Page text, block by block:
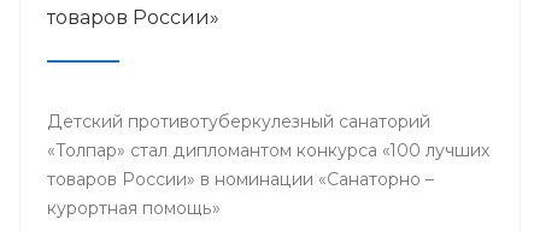
товаров России»
Детский противотуберкулезный санаторий
«Толпар» стал дипломантом конкурса «100 лучших
товаров России» в номинации «Санаторно –
курортная помощь»